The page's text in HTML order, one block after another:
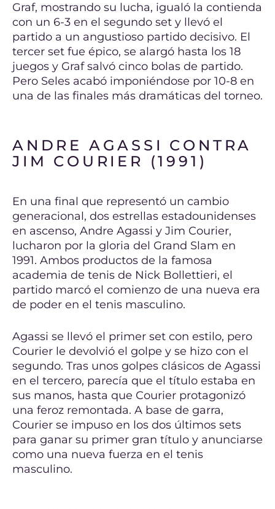
Graf, mostrando su lucha, igualó la contienda
con un 6-3 en el segundo set y llevó el
partido a un angustioso partido decisivo. El
tercer set fue épico, se alargó hasta los 18
juegos y Graf salvó cinco bolas de partido.
Pero Seles acabó imponiéndose por 10-8 en
una de las finales más dramáticas del torneo.
ANDRE AGASSI CONTRA
JIM COURIER (1991)
En una final que representó un cambio
generacional, dos estrellas estadounidenses
en ascenso, Andre Agassi y Jim Courier,
lucharon por la gloria del Grand Slam en
1991. Ambos productos de la famosa
academia de tenis de Nick Bollettieri, el
partido marcó el comienzo de una nueva era
de poder en el tenis masculino.
Agassi se llevó el primer set con estilo, pero
Courier le devolvió el golpe y se hizo con el
segundo. Tras unos golpes clásicos de Agassi
en el tercero, parecía que el título estaba en
sus manos, hasta que Courier protagonizó
una feroz remontada. A base de garra,
Courier se impuso en los dos últimos sets
para ganar su primer gran título y anunciarse
como una nueva fuerza en el tenis
masculino.